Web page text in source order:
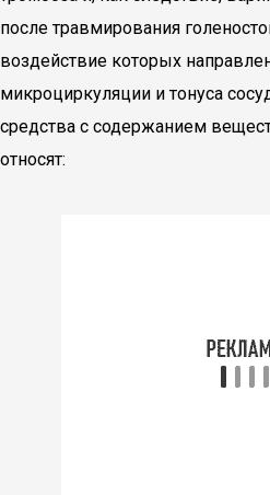
после травмирования
воздействие которых
микроциркуляции и тонуса
средства с содержанием
относят: